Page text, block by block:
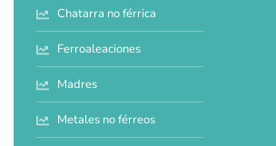
Chatarra no férrica
Ferroaleaciones
Madres
Metales no férreos